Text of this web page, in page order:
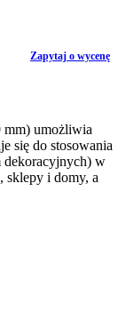
Zapytaj o wycenę
mm) umożliwia
się do stosowania
dekoracyjnych) w
sklepy i domy, a